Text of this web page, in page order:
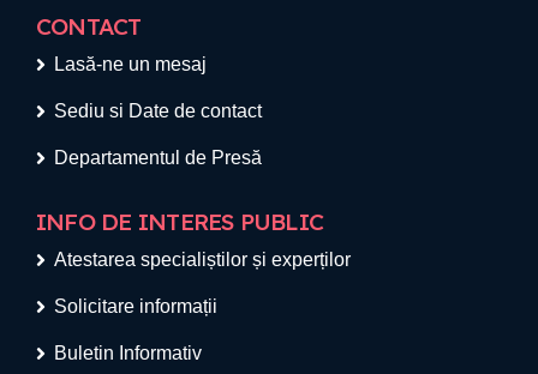
CONTACT
Lasă-ne un mesaj
Sediu si Date de contact
Departamentul de Presă
INFO DE INTERES PUBLIC
Atestarea specialiștilor și experților
Solicitare informații
Buletin Informativ